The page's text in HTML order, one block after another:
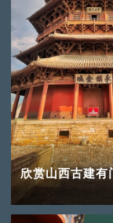
欣赏山西古建有